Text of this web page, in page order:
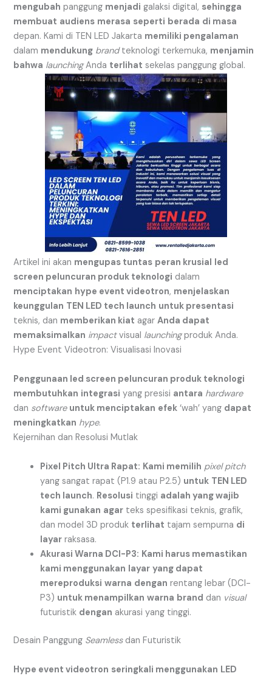
mengubah panggung menjadi galaksi digital, sehingga
membuat audiens merasa seperti berada di masa
depan. Kami di TEN LED Jakarta memiliki pengalaman
dalam mendukung brandteknologi terkemuka, menjamin
bahwa launchingAnda terlihat sekelas panggung global.
Artikel ini akan mengupas tuntas peran krusial led
screen peluncuran produk teknologi dalam
menciptakan hype event videotron, menjelaskan
keunggulan TEN LED tech launch untuk presentasi
teknis, dan memberikan kiat agarAnda dapat
memaksimalkan impactvisual launchingproduk Anda.
Hype Event Videotron: Visualisasi Inovasi
Penggunaan led screen peluncuran produk teknologi
membutuhkan integrasi yang presisi antara hardware
dan software untuk menciptakan efek ‘wah’ yang dapat
meningkatkan hype.
Kejernihan dan Resolusi Mutlak
Pixel Pitch Ultra Rapat: Kami memilih pixel pitch
yang sangat rapat (P1.9 atau P2.5) untuk TEN LED
tech launch. Resolusi tinggi adalah yang wajib
kami gunakan agar teks spesifikasi teknis, grafik,
dan model 3D produk terlihat tajam sempurna di
layar raksasa.
Akurasi Warna DCI-P3: Kami harus memastikan
kami menggunakan layar yang dapat
mereproduksi warna dengan rentang lebar (DCI-
P3) untuk menampilkan warna brand dan visual
futuristik dengan akurasi yang tinggi.
Desain Panggung Seamlessdan Futuristik
Hype event videotron seringkali menggunakan LED